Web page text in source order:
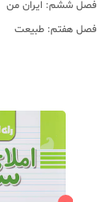
فصل ششم: ایران من
فصل هفتم: طبیعت